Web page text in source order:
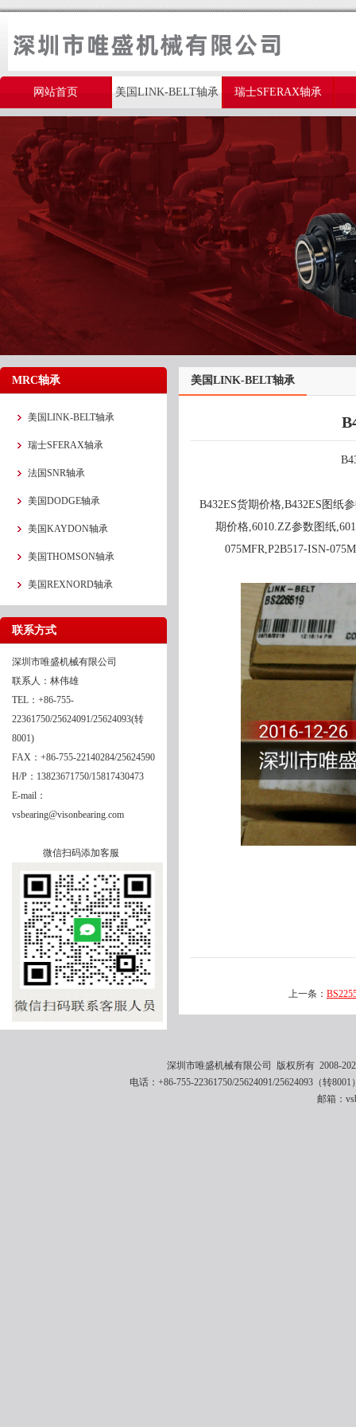
网站首页 美国LINK-BELT轴承 瑞士SFERAX轴承
美国THOMSON轴承
MRC轴承
美国LINK-BELT轴承
瑞士SFERAX轴承
法国SNR轴承
美国DODGE轴承
美国KAYDON轴承
美国THOMSON轴承
美国REXNORD轴承
联系方式
深圳市唯盛机械有限公司
联系人：林伟雄
TEL：+86-755-
22361750/25624091/25624093(转
8001)
FAX：+86-755-22140284/25624590
H/P：13823671750/15817430473
E-mail：
vsbearing@visonbearing.com
微信扫码添加客服
美国LINK-BELT轴承
B432ES货期价格,B432ES图纸
期价格,6010.ZZ参数图纸
075MFR,P2B517-ISN-
上一条：
深圳市唯盛机械有限公司 版权所有 2008-
电话：+86-755-22361750/25624091/25624093（转
邮箱：